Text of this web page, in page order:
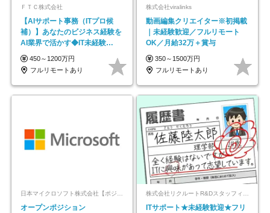
ＦＴＣ株式会社
【AIサポート事務（ITプロ候
補）】あなたのビジネス経験を
AI業界で活かす◆IT未経験
OK◆目指せるコンサル
450～1200万円
フルリモートあり
株式会社viralinks
動画編集クリエイター※初掲載
｜未経験歓迎／フルリモート
OK／月給32万＋賞与
350～1500万円
フルリモートあり
オープンポジション
ITサポート★未経験歓迎★フリ